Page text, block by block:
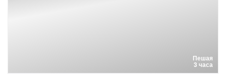
Пешая
3 часа